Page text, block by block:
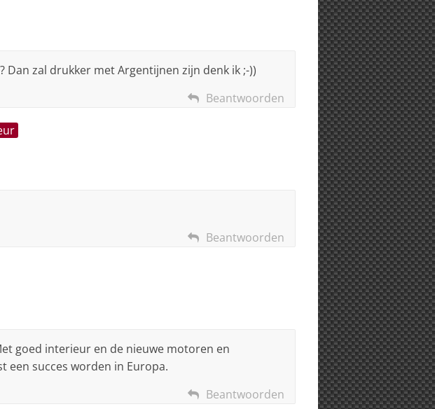
Dan zal drukker met Argentijnen zijn denk ik ;-))
Beantwoorden
Beantwoorden
goed interieur en de nieuwe motoren en
een succes worden in Europa.
Beantwoorden